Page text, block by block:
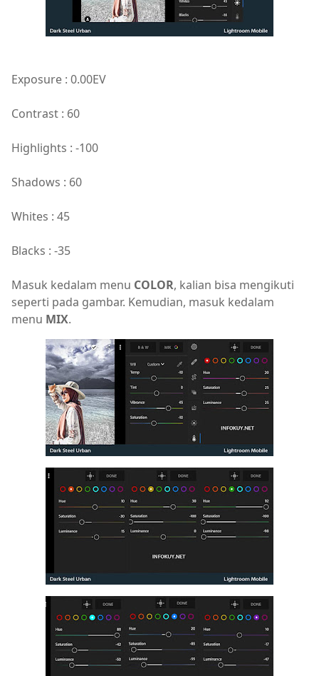
Exposure : 0.00EV
Contrast : 60
Highlights : -100
Shadows : 60
Whites : 45
Blacks : -35
Masuk kedalam menu COLOR, kalian bisa mengikuti
seperti pada gambar. Kemudian, masuk kedalam
menu MIX.